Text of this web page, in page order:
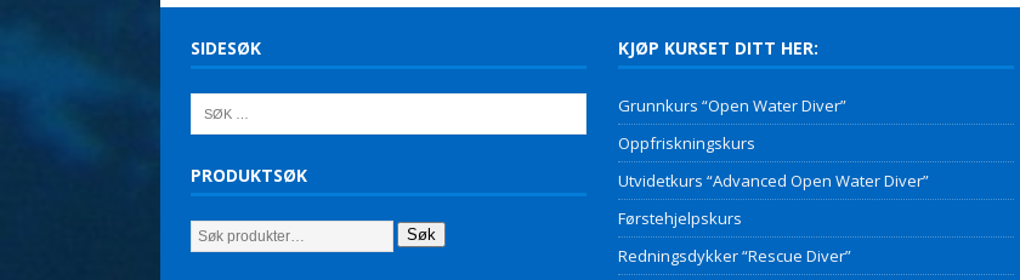
SIDESØK
PRODUKTSØK
Søk
KJØP KURSET DITT HER:
Grunnkurs “Open Water Diver”
Oppfriskningskurs
Utvidetkurs “Advanced Open Water Diver”
Førstehjelpskurs
Redningsdykker “Rescue Diver”